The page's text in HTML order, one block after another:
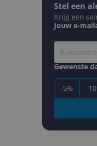
Stel een
Krijg een
Jouw e-
Gewenste
-5% -